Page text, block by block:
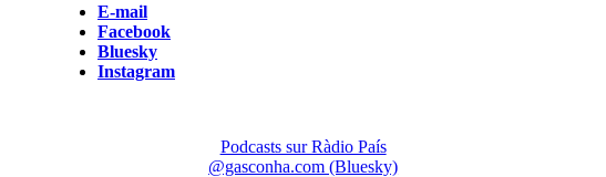
E-mail
Facebook
Bluesky
Instagram
Podcasts sur Ràdio País
@gasconha.com (Bluesky)